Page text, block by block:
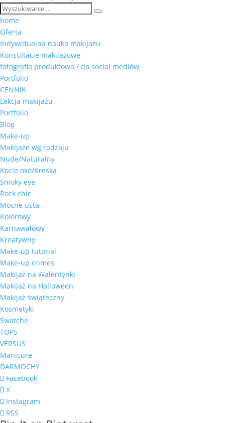
home
Oferta
Indywidualna nauka makijażu
Konsultacje makijażowe
fotografia produktowa / do social mediów
Portfolio
CENNIK
Lekcja makijażu
Portfolio
Blog
Make-up
Makijaże wg rodzaju
Nude/Naturalny
Kocie oko/Kreska
Smoky eye
Rock chic
Mocne usta
Kolorowy
Karnawałowy
Kreatywny
Make-up tutorial
Make-up crimes
Makijaż na Walentynki
Makijaż na Halloween
Makijaż świąteczny
Kosmetyki
Swatche
TOP5
VERSUS
Manicure
DARMOCHY
Facebook
X
Instagram
RSS